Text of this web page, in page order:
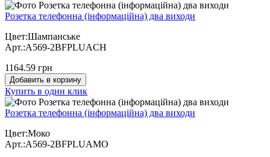
Розетка телефонна (інформаційна) два виходи
Цвет:Шампанське
Арт.:A569-2BFPLUACH
1164.59 грн
Добавить в корзину
Купить в один клик
Розетка телефонна (інформаційна) два виходи
Цвет:Моко
Арт.:A569-2BFPLUAMO